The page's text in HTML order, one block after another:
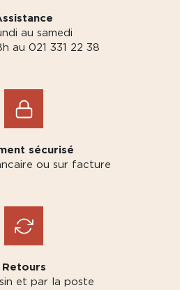
au samedi
au 021 331 22 38
sécurisé
ou sur facture
Retours
et par la poste